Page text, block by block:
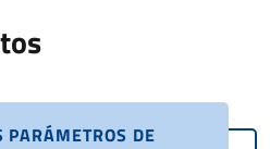
PARÁMETROS DE